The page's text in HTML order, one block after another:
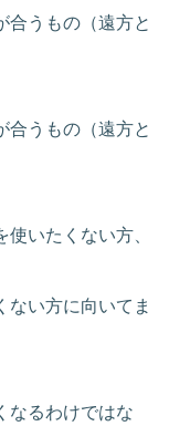
うもの（遠方と
の（遠方と
いたくない方、
い方に向いてま
るわけではな